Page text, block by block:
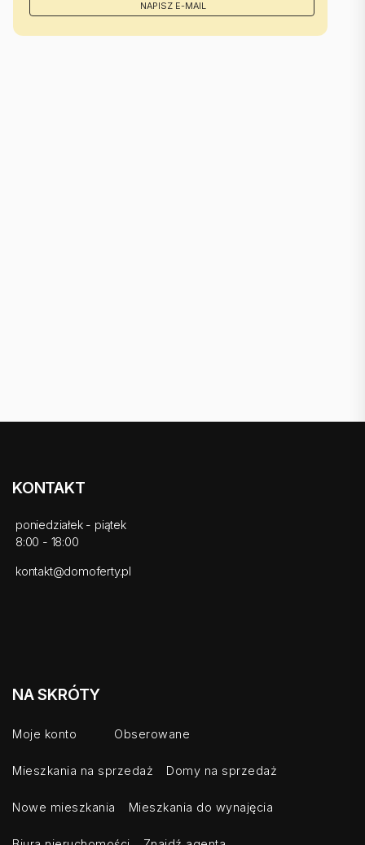
NAPISZ E-MAIL
KONTAKT
poniedziałek - piątek
8:00 - 18:00
kontakt@domoferty.pl
NA SKRÓTY
Moje konto Obserowane
Mieszkania na sprzedaż Domy na sprzedaż
Nowe mieszkania Mieszkania do wynajęcia